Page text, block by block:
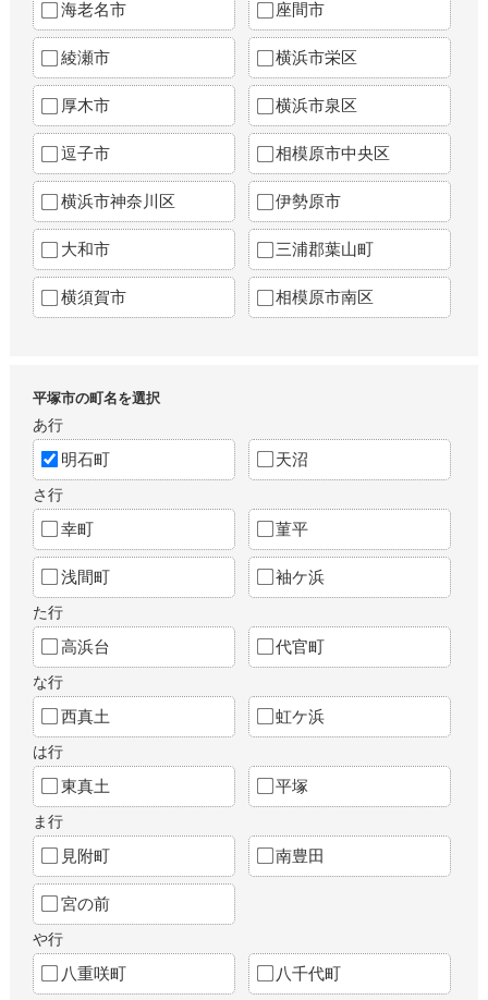
海老名市 座間市
綾瀬市 横浜市栄区
厚木市 横浜市泉区
逗子市 相模原市中央区
横浜市神奈川区 伊勢原市
大和市 三浦郡葉山町
横須賀市 相模原市南区
平塚市の町名を選択
あ行
明石町 天沼
さ行
幸町 菫平
浅間町 袖ケ浜
た行
高浜台 代官町
な行
西真土 虹ケ浜
は行
東真土 平塚
ま行
見附町 南豊田
宮の前
や行
八重咲町 八千代町